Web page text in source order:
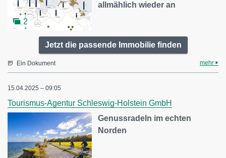
2
allmählich wieder an
Jetzt die passende Immobilie finden
Ein Dokument mehr
15.04.2025 – 09:05
Tourismus-Agentur Schleswig-Holstein GmbH
Genussradeln im echten
Norden